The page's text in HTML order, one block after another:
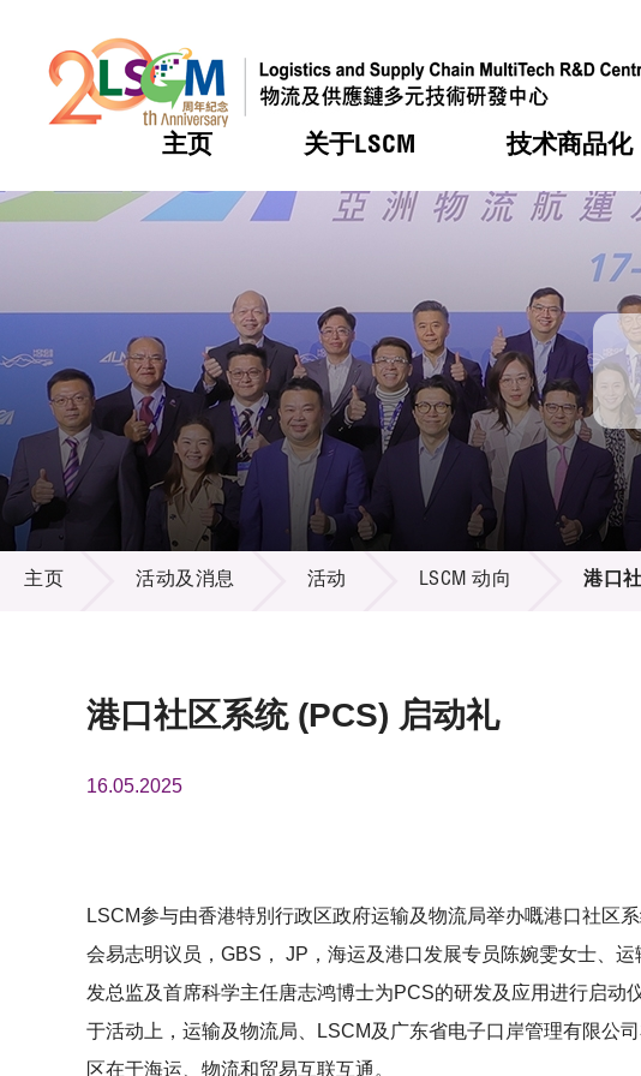
主页 关于LSCM
热门 机构简介
组织架构
组织架构
董事局
研究顾问
招标通告
技术商品化
热门 服务
可获授权之技术
应用于公共服务
重点项目
热门 合作计划
资助计划
资助计划
税务优惠
申请
评审
征求研发项目计划
项目资料库
热门 活动
奖项
新闻中心
媒体报导
新闻稿
资讯中心
多媒体
出版刊物
热门 会籍及服务
会员列表
会员登入
活动及消息
主页 活动及消息 活动 LSCM 动向 港口
港口社区系统 (PCS) 启动礼
16.05.2025
LSCM参与由香港特別行政区政府运输及物流局举办嘅港口社区
会易志明议员，GBS， JP，海运及港口发展专员陈婉雯女士、
发总监及首席科学主任唐志鸿博士为PCS的研发及应用进行启动仪
于活动上，运输及物流局、LSCM及广东省电子口岸管理有限公
区在于海运、物流和贸易互联互通。